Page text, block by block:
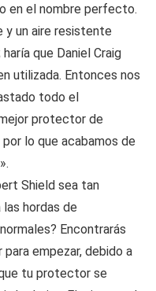
en el nombre perfecto.
y un aire resistente
que Daniel Craig
utilizada. Entonces nos
todo el
protector de
lo que acabamos de
Shield sea tan
hordas de
Encontrarás
empezar, debido a
tu protector se